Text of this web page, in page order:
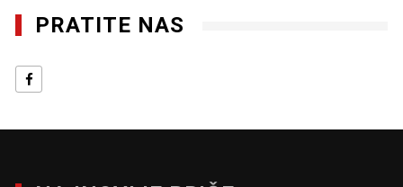
PRATITE NAS